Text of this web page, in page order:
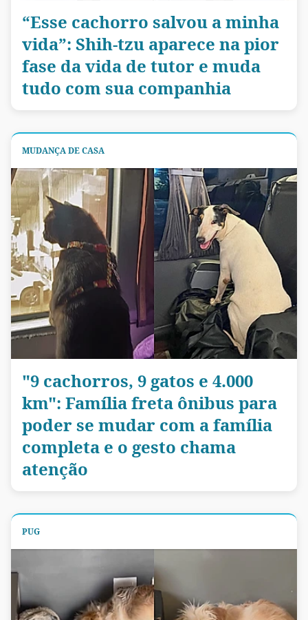
“Esse cachorro salvou a minha
vida”: Shih-tzu aparece na pior
fase da vida de tutor e muda
tudo com sua companhia
MUDANÇA DE CASA
"9 cachorros, 9 gatos e 4.000
km": Família freta ônibus para
poder se mudar com a família
completa e o gesto chama
atenção
PUG